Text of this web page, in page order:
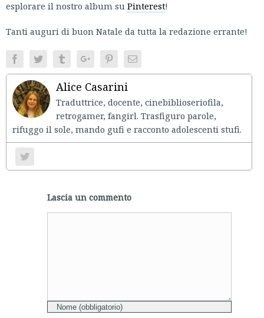
esplorare il nostro album su Pinterest!
Tanti auguri di buon Natale da tutta la redazione errante!
FacebookTwitter TumblrGoogle+PinterestEmail
Alice Casarini
Traduttrice, docente, cinebiblioseriofila,
retrogamer, fangirl. Trasfiguro parole,
rifuggo il sole, mando gufi e racconto adolescenti stufi.
Lascia un commento